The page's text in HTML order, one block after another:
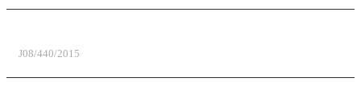
J08/440/2015